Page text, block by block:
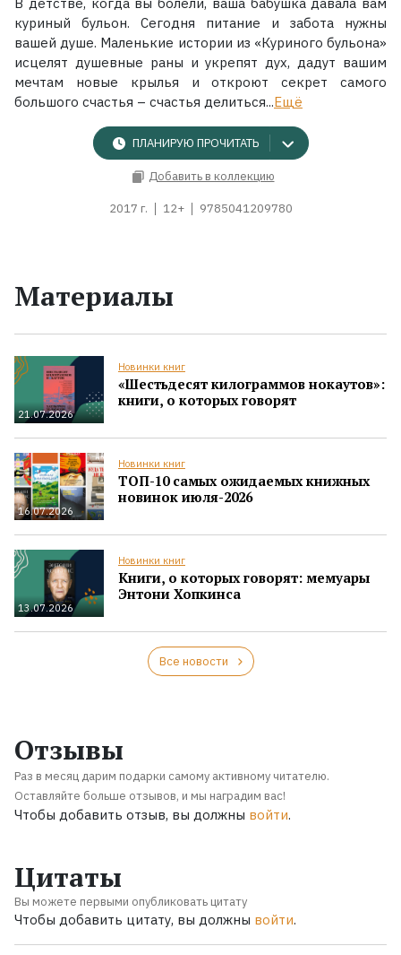
куриный бульон. Сегодня питание и забота нужны
вашей душе. Маленькие истории из «Куриного бульона»
исцелят душевные раны и укрепят дух, дадут вашим
мечтам новые крылья и откроют секрет самого
большого счастья – счастья делиться...Ещё
ПЛАНИРУЮ ПРОЧИТАТЬ
Добавить в коллекцию
2017 г. 12+ 9785041209780
Материалы
21.07.2026
Новинки книг
«Шестьдесят килограммов нокаутов»:
книги, о которых говорят
16.07.2026
Новинки книг
ТОП-10 самых ожидаемых книжных
новинок июля-2026
13.07.2026
Новинки книг
Книги, о которых говорят: мемуары
Энтони Хопкинса
Все новости
Отзывы
Раз в месяц дарим подарки самому активному читателю.
Оставляйте больше отзывов, и мы наградим вас!
Чтобы добавить отзыв, вы должны войти.
Цитаты
Вы можете первыми опубликовать цитату
Чтобы добавить цитату, вы должны войти.